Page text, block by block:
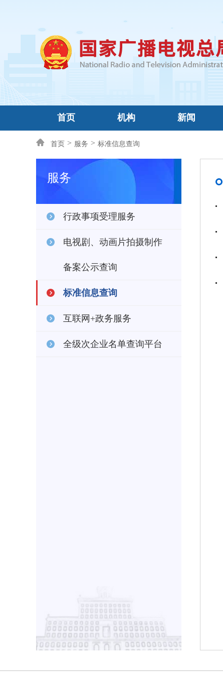
首页 机构 新闻
首页 > 服务 > 标准信息查询
服务
行政事项受理服务
电视剧、动画片拍摄制作
备案公示查询
标准信息查询
互联网+政务服务
全级次企业名单查询平台